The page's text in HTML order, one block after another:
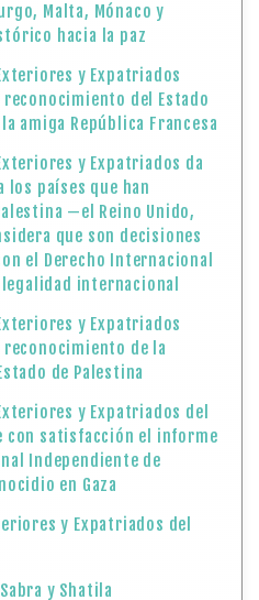
Malta, Mónaco y
hacia la paz
y Expatriados
del Estado
amiga República Francesa
y Expatriados da
los países que han
—el Reino Unido,
que son decisiones
el Derecho Internacional
internacional
y Expatriados
de la
de Palestina
y Expatriados del
con satisfacción el informe
Independiente de
en Gaza
y Expatriados del
y Shatila